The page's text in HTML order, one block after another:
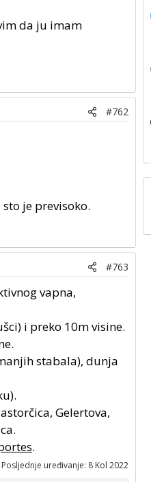
da ju imam
#762
je previsoko.
#763
vapna,
i preko 10m visine.
stabala), dunja
Gelertova,
.
Posljednje uređivanje: 8 Kol 2022